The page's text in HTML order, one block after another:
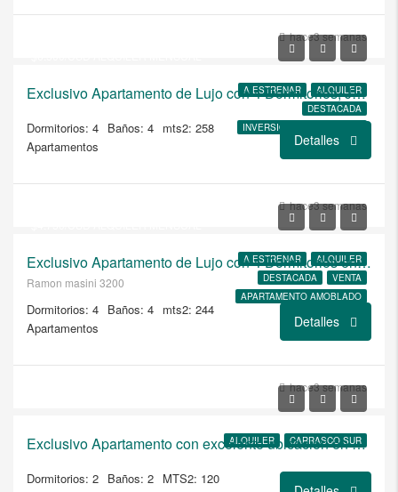
hace3 semanas
A ESTRENAR
ALQUILER
DESTACADA
INVERSION CON RETORNO
VENTA
USD
Exclusivo Apartamento de Lujo con 4 Dormitorios, Jardín Privado, Patio y Zona de BBQ
Dormitorios: 4 Baños: 4 mts2: 258
Apartamentos
Detalles
hace3 semanas
A ESTRENAR
ALQUILER
DESTACADA
VENTA
APARTAMENTO AMOBLADO
USD
Exclusivo Apartamento de Lujo con 4 Dormitorios en el Prestigioso Edificio Masini Gardens, Corazón de Pocitos
Ramon masini 3200
Dormitorios: 4 Baños: 4 mts2: 244
Apartamentos
Detalles
hace3 semanas
ALQUILER CARRASCO SUR
Exclusivo Apartamento con excelente ubicacion en Carrasco
Dormitorios: 2 Baños: 2 MTS2: 120